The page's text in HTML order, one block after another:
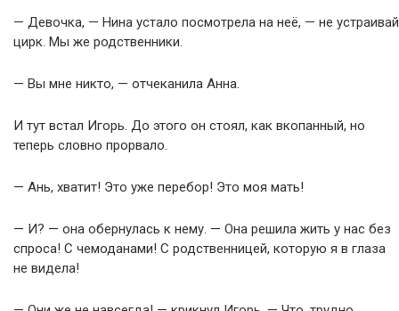
— Девочка, — Нина устало посмотрела на неё, — не устраивай
цирк. Мы же родственники.
— Вы мне никто, — отчеканила Анна.
И тут встал Игорь. До этого он стоял, как вкопанный, но
теперь словно прорвало.
— Ань, хватит! Это уже перебор! Это моя мать!
— И? — она обернулась к нему. — Она решила жить у нас без
спроса! С чемоданами! С родственницей, которую я в глаза
не видела!